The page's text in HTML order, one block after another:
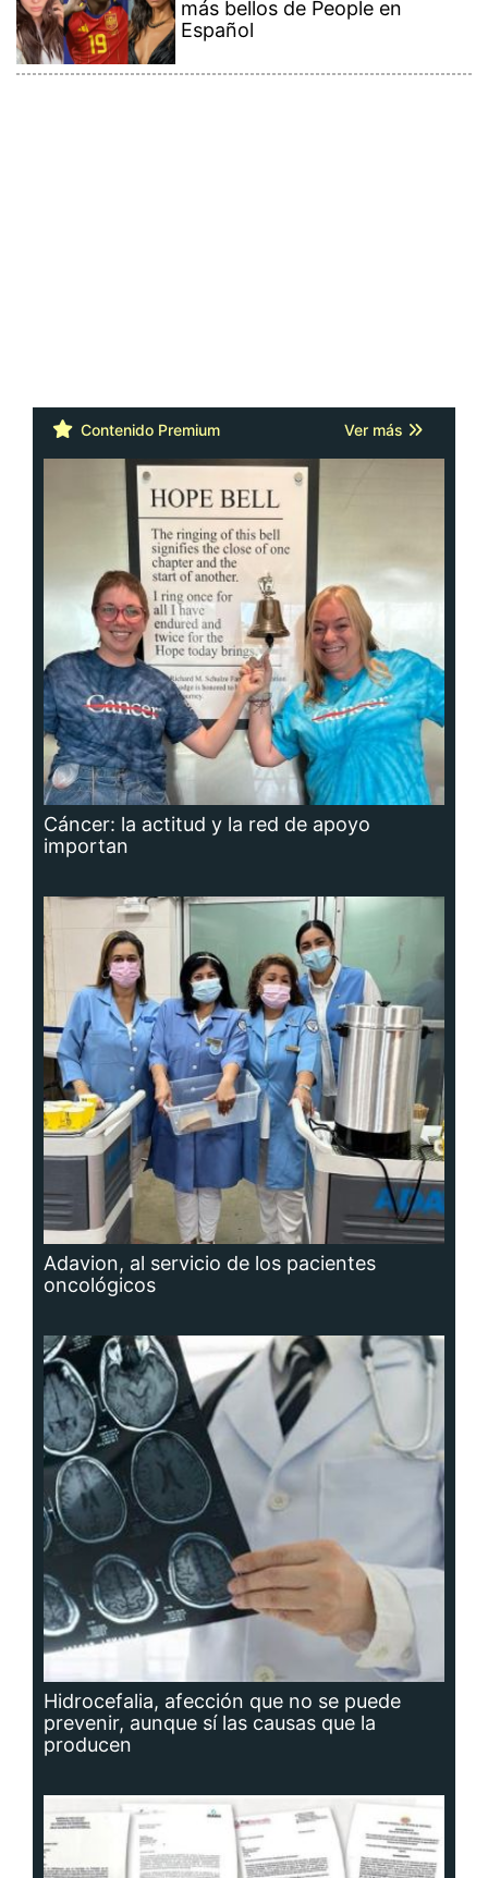
más bellos de People en
Español
Contenido Premium Ver más
Cáncer: la actitud y la red de apoyo
importan
Adavion, al servicio de los pacientes
oncológicos
Hidrocefalia, afección que no se puede
prevenir, aunque sí las causas que la
producen